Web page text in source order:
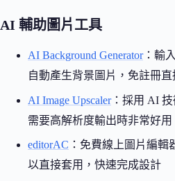
AI 輔助圖片工具
AI Background Generator：輸
自動產生背景圖片，免註冊直
AI Image Upscaler：採用 AI 技
需要高解析度輸出時非常好用
editorAC ：免費線上圖片編
以直接套用，快速完成設計